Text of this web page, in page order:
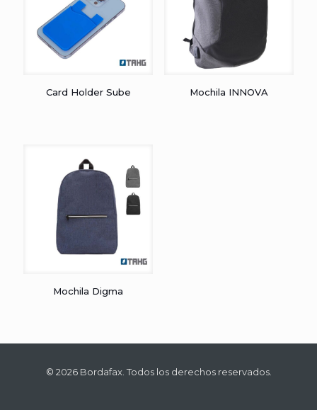
Card Holder Sube Mochila INNOVA
Mochila Digma
© 2026 Bordafax. Todos los derechos reservados.